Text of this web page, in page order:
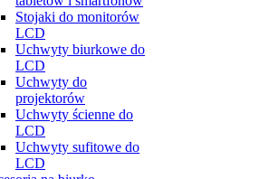
Stojaki do monitorów
LCD
Uchwyty biurkowe do
LCD
Uchwyty do
projektorów
Uchwyty ścienne do
LCD
Uchwyty sufitowe do
LCD